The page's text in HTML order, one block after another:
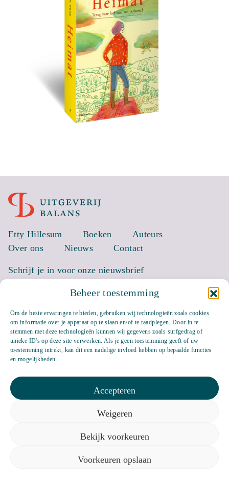
Beheer toestemming
Om de beste ervaringen te bieden, gebruiken wij technologieën zoals cookies
om informatie over je apparaat op te slaan en/of te raadplegen. Door in te
stemmen met deze technologieën kunnen wij gegevens zoals surfgedrag of
unieke ID's op deze site verwerken. Als je geen toestemming geeft of uw
toestemming intrekt, kan dit een nadelige invloed hebben op bepaalde functies
en mogelijkheden.
Accepteren
Weigeren
Bekijk voorkeuren
Voorkeuren opslaan
Etty Hillesum Boeken
Auteurs
Over ons
Nieuws Contact
Schrijf je in voor onze nieuwsbrief
Veelgestelde vragen Cookiebeleid (EU)
Keizersgracht 117 1015 CJ Amsterdam,info@uitgeverijbalans.nl